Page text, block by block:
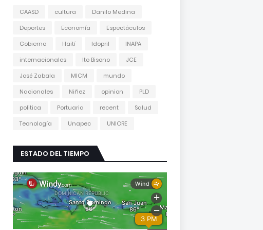
CAASD cultura
Danilo Medina
Deportes
Economía
Espectáculos
Gobierno
Haití Idopril
INAPA
internacionales
Ito Bisono
JCE
José Zabala
MICM
mundo
Nacionales
Niñez opinion
PLD
politica
Portuaria recent
Salud
Tecnología
Unapec UNIORE
ESTADO DEL TIEMPO